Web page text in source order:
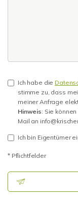
Ich habe die
stimme zu, dass
meiner Anfrage
Hinweis: Sie
Mail an
Ich bin Eigentümer
* Pflichtfelder